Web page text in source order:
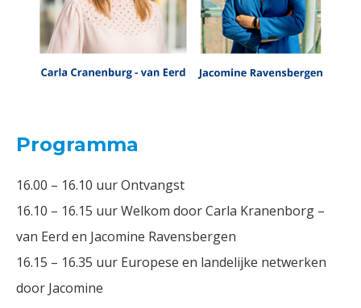
Programma
16.00 – 16.10 uur Ontvangst
16.10 – 16.15 uur Welkom door Carla Kranenborg –
van Eerd en Jacomine Ravensbergen
16.15 – 16.35 uur Europese en landelijke netwerken
door Jacomine